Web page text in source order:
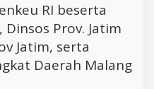
RI beserta
Prov. Jatim
Jatim, serta
Daerah Malang